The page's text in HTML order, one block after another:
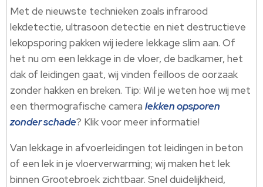
Met de nieuwste technieken zoals infrarood
lekdetectie, ultrasoon detectie en niet destructieve
lekopsporing pakken wij iedere lekkage slim aan.​ Of
het nu om een lekkage in de vloer, de badkamer, het
dak of leidingen gaat, wij vinden feilloos de oorzaak
zonder hakken en breken.​ Tip: Wil je weten hoe wij met
een thermografische cameralekken opsporen
zonder schade? Klik voor meer informatie!
Van lekkage in afvoerleidingen tot leidingen in beton
of een lek in je vloerverwarming; wij maken het lek
binnen Grootebroek zichtbaar.​ Snel duidelijkheid,